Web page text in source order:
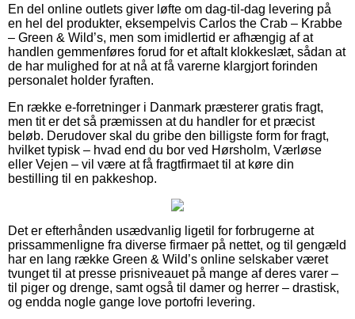
En del online outlets giver løfte om dag-til-dag levering på
en hel del produkter, eksempelvis Carlos the Crab – Krabbe
– Green & Wild’s, men som imidlertid er afhængig af at
handlen gemmenføres forud for et aftalt klokkeslæt, sådan at
de har mulighed for at nå at få varerne klargjort forinden
personalet holder fyraften.
En række e-forretninger i Danmark præsterer gratis fragt,
men tit er det så præmissen at du handler for et præcist
beløb. Derudover skal du gribe den billigste form for fragt,
hvilket typisk – hvad end du bor ved Hørsholm, Værløse
eller Vejen – vil være at få fragtfirmaet til at køre din
bestilling til en pakkeshop.
Det er efterhånden usædvanlig ligetil for forbrugerne at
prissammenligne fra diverse firmaer på nettet, og til gengæld
har en lang række Green & Wild’s online selskaber været
tvunget til at presse prisniveauet på mange af deres varer –
til piger og drenge, samt også til damer og herrer – drastisk,
og endda nogle gange love portofri levering.